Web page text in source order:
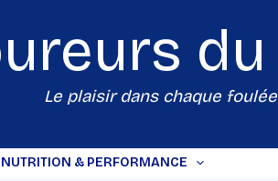
du
Le plaisir dans chaque foulée
& PERFORMANCE